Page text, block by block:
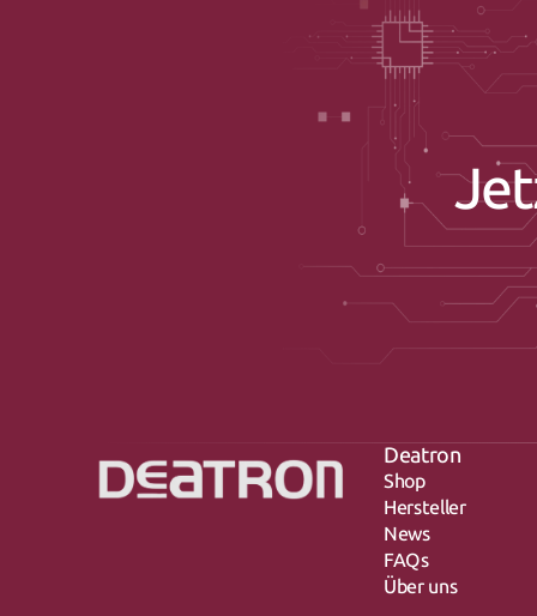
Deatron
Shop
Hersteller
News
FAQs
Über uns